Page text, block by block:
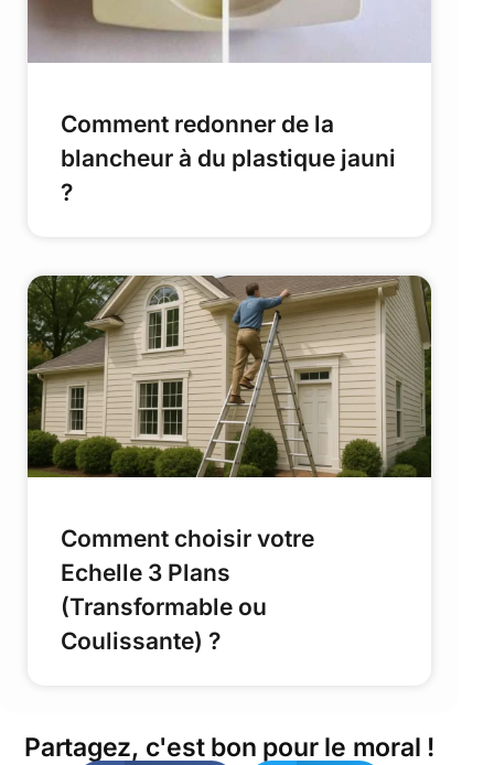
Comment redonner de la
blancheur à du plastique jauni
?
Comment choisir votre
Echelle 3 Plans
(Transformable ou
Coulissante) ?
Partagez, c'est bon pour le moral !